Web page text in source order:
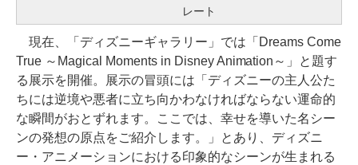
レート
現在、「ディズニーギャラリー」では「Dreams Come
True ～Magical Moments in Disney Animation～」と題す
る展示を開催。展示の冒頭には「ディズニーの主人公た
ちには逆境や悪者に立ち向かわなければならない運命的
な瞬間がおとずれます。ここでは、幸せを導いた名シー
ンの発想の原点をご紹介します。」とあり、ディズニ
ー・アニメーションにおける印象的なシーンが生まれる